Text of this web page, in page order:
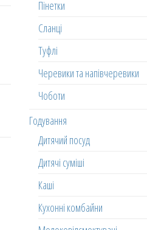
Пінетки
Сланці
Туфлі
Черевики та напівчеревики
Чоботи
Годування
Дитячий посуд
Дитячі суміші
Каші
Кухонні комбайни